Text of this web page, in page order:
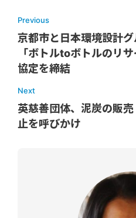
Previous
京都市と日本環境設計
「ボトルtoボトルのリ
協定を締結
Next
英慈善団体、泥炭の販
止を呼びかけ